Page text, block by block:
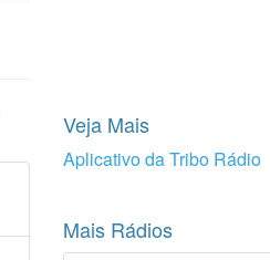
Veja Mais
Aplicativo da Tribo Rádio
Mais Rádios